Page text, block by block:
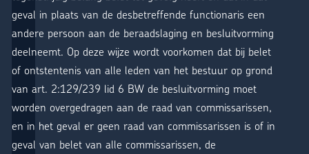
geval in plaats van de desbetreffende functionaris een
andere persoon aan de beraadslaging en besluitvorming
deelneemt. Op deze wijze wordt voorkomen dat bij belet
of ontstentenis van alle leden van het bestuur op grond
van art. 2:129/239 lid 6 BW de besluitvorming moet
worden overgedragen aan de raad van commissarissen,
en in het geval er geen raad van commissarissen is of in
geval van belet van alle commissarissen, de